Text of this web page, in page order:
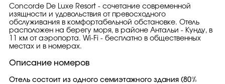
Concorde De Luxe Resort - сочетание современной
изящности и удовольствия от превосходного
обслуживания в комфортабельной обстановке. Отель
расположен на берегу моря, в районе Антальи - Кунду, в
11 км от аэропорта. Wi-Fi - бесплатно в общественных
местах и в номерах.
Описание номеров
Отель состоит из одного семиэтажного здания (80%